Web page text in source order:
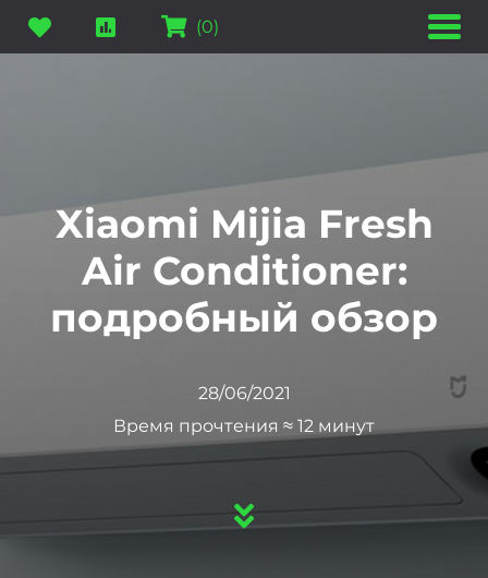
(0)
Xiaomi Mijia Fresh
Air Conditioner:
подробный обзор
28/06/2021
Время прочтения ≈ 12 минут